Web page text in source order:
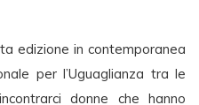
edizione in contemporanea
per l’Uguaglianza tra le
donne che hanno